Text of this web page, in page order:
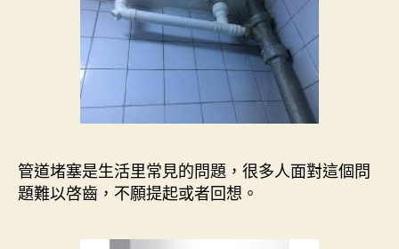
管道堵塞是生活里常見的問題，很多人面對這個問
題難以啓齒，不願提起或者回想。